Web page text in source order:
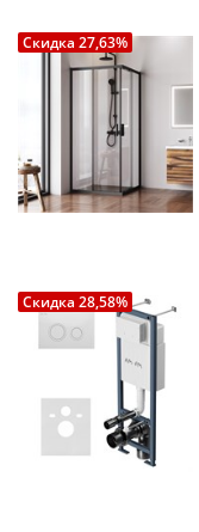
Скидка 27,63%
Скидка 28,58%